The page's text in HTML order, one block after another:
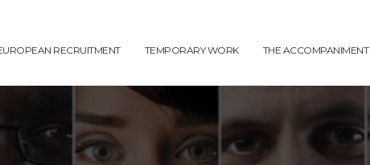
RECRUITMENT TEMPORARY WORK THE ACCOMPANIMENT